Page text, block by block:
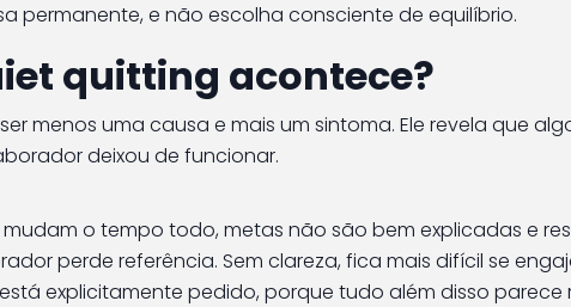
permanente, e não escolha consciente de equilíbrio.
quitting acontece?
menos uma causa e mais um sintoma. Ele revela que
deixou de funcionar.
o tempo todo, metas não são bem explicadas e
perde referência. Sem clareza, fica mais difícil se
explicitamente pedido, porque tudo além disso parece